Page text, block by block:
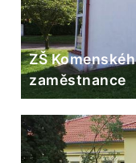
ZŠ
zaměstnance